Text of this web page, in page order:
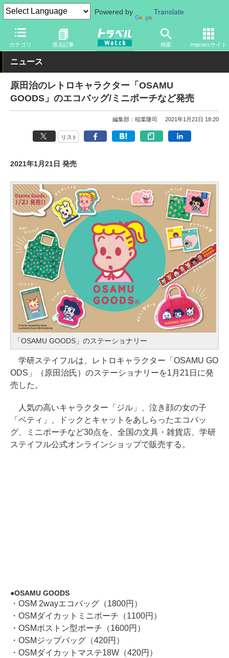
Powered by Translate
カテゴリ 過去記事 検索 Impressサイト
トラベル Watch 旅のアイテム 旅行グッズ バッグ
ニュース
原田治のレトロキャラクター「OSAMU
GOODS」のエコバッグ/ミニポーチなど発売
編集部：稲葉隆司 2021年1月21日 18:20
リスト
2021年1月21日 発売
「OSAMU GOODS」のステーショナリー
学研ステイフルは、レトロキャラクター「OSAMU GO
ODS」（原田治氏）のステーショナリーを1月21日に発
売した。
人気の高いキャラクター「ジル」、泣き顔の女の子
「ベティ」、ドックとキャットをあしらったエコバッ
グ、ミニポーチなど30点を、全国の文具・雑貨店、学研
ステイフル公式オンラインショップで販売する。
OSAMU GOODS
・OSM 2wayエコバッグ（1800円）
・OSMダイカットミニポーチ（1100円）
・OSMボストン型ポーチ（1600円）
・OSMジップバッグ（420円）
・OSMダイカットマステ18W（420円）